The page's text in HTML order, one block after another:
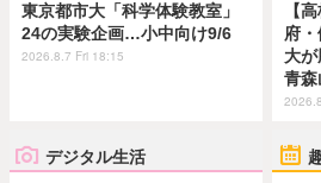
東京都市大「科学体験教室」
24の実験企画…小中向け9/6
2026.8.7 Fri 18:15
【
府
大
青
デジタル生活